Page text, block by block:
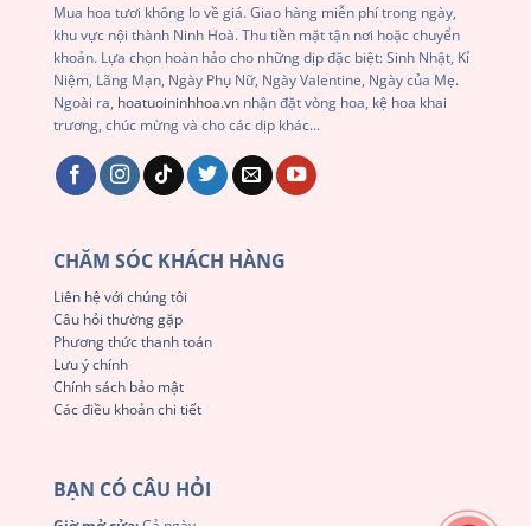
Mua hoa tươi không lo về giá. Giao hàng miễn phí trong ngày,
khu vực nội thành Ninh Hoà. Thu tiền mặt tận nơi hoặc chuyển
khoản. Lựa chọn hoàn hảo cho những dịp đặc biệt: Sinh Nhật, Kỉ
Niệm, Lãng Mạn, Ngày Phụ Nữ, Ngày Valentine, Ngày của Mẹ.
Ngoài ra, hoatuoininhhoa.vn nhận đặt vòng hoa, kệ hoa khai
trương, chúc mừng và cho các dịp khác...
CHĂM SÓC KHÁCH HÀNG
Liên hệ với chúng tôi
Câu hỏi thường gặp
Phương thức thanh toán
Lưu ý chính
Chính sách bảo mật
Các điều khoản chi tiết
BẠN CÓ CÂU HỎI